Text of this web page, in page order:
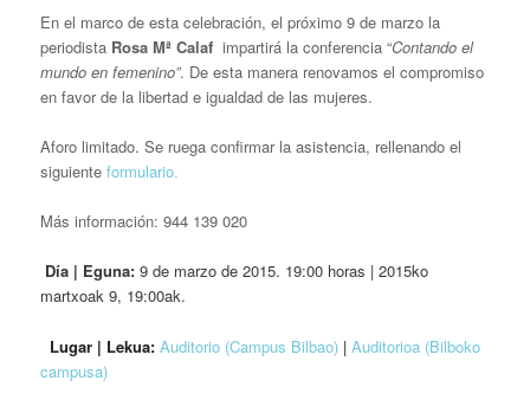
En el marco de esta celebración, el próximo 9 de marzo la
periodista Rosa Mª Calaf impartirá la conferencia “Contando el
mundo en femenino”. De esta manera renovamos el compromiso
en favor de la libertad e igualdad de las mujeres.
Aforo limitado. Se ruega confirmar la asistencia, rellenando el
siguienteformulario.
Más información:944 139 020
Día | Eguna: 9 de marzo de 2015. 19:00 horas | 2015ko
martxoak 9, 19:00ak.
Lugar | Lekua:Auditorio (Campus Bilbao) |Auditorioa (Bilboko
campusa)